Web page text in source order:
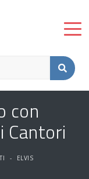
con
Cantori
- ELVIS